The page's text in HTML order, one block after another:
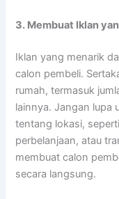
3. Membuat Iklan
Iklan yang menarik
calon pembeli.
rumah, termasuk
lainnya. Jangan lupa
tentang lokasi,
perbelanjaan, atau
membuat calon
secara langsung.